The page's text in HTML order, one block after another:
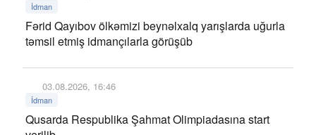
İdman
Fərid Qayıbov ölkəmizi beynəlxalq yarışlarda uğurla
təmsil etmiş idmançılarla görüşüb
03.08.2026, 16:46
İdman
Qusarda Respublika Şahmat Olimpiadasına start